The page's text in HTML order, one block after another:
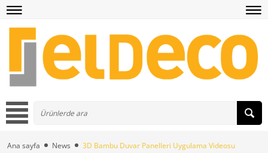
Ana sayfa News 3D Bambu Duvar Panelleri Uygulama Videosu